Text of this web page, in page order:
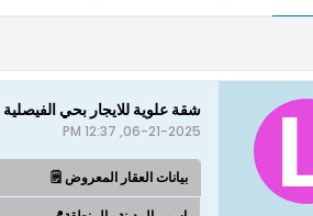
شقة علوية للايجار بحي
06-21-2025, 12:37 PM
بيانات العقار المعروض 🗒️